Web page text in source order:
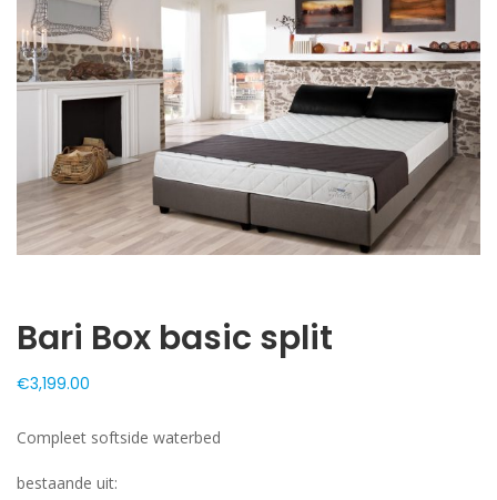
Bari Box basic split
€3,199.00
Compleet softside waterbed
bestaande uit: